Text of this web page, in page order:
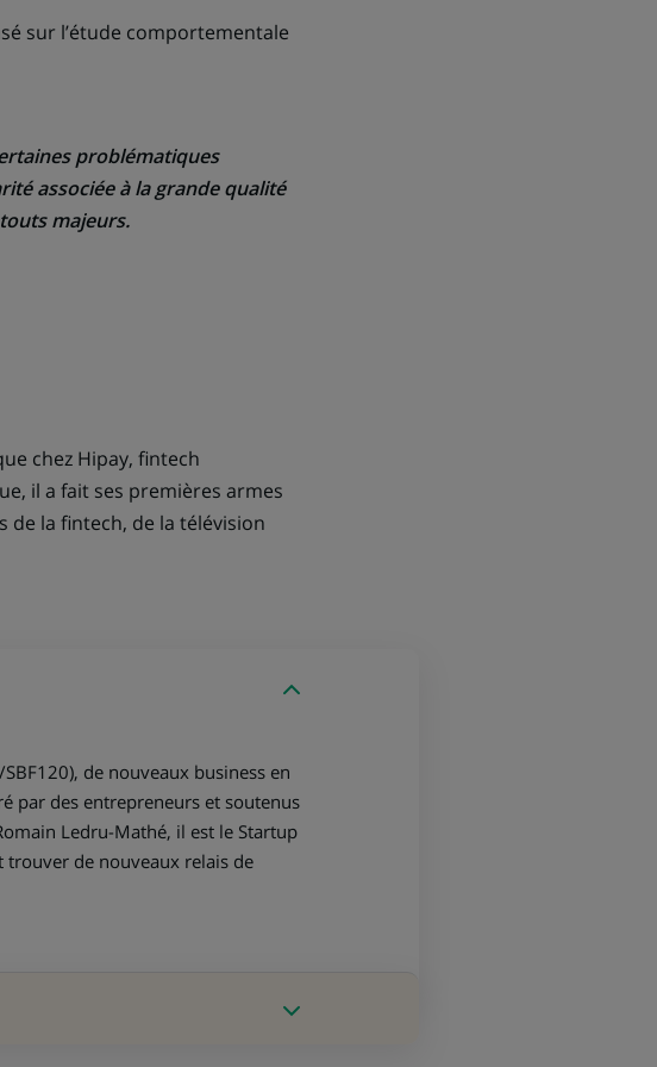
sur l’étude comportementale
problématiques
associée à la grande qualité
majeurs.
chez Hipay, fintech
il a fait ses premières armes
de la fintech, de la télévision
de nouveaux business en
par des entrepreneurs et soutenus
Ledru-Mathé, il est le Startup
trouver de nouveaux relais de